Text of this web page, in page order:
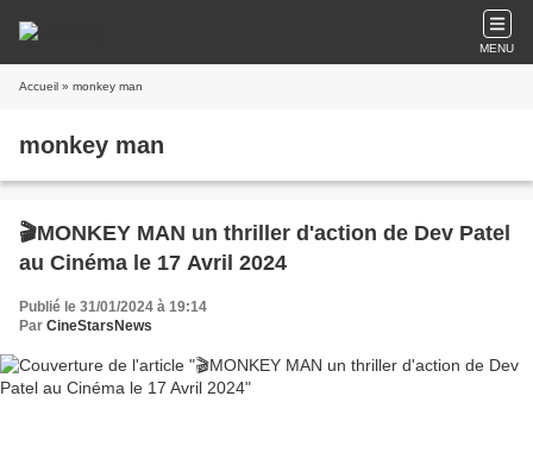
MENU
Accueil » monkey man
monkey man
🎬MONKEY MAN un thriller d'action de Dev Patel
au Cinéma le 17 Avril 2024
Publié le 31/01/2024 à 19:14
Par CineStarsNews